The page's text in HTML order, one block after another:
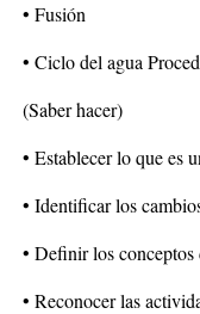
• Fusión
• Ciclo del agua
(Saber hacer)
• Establecer lo que es
• Identificar los
• Definir los conceptos
• Reconocer las